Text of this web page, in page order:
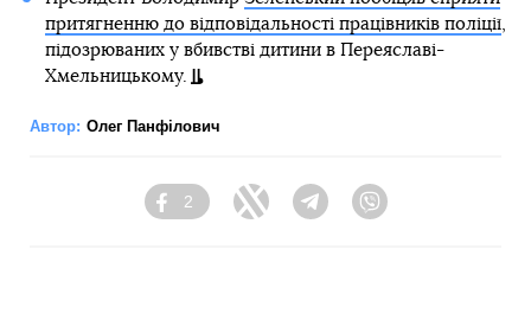
притягненню до відповідальності працівників поліції,
підозрюваних у вбивстві дитини в Переяславі-
Хмельницькому.
Автор: Олег Панфілович
Facebook
2
Twitter Telegram